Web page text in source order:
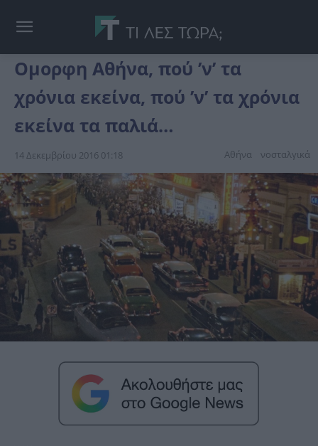
Ομορφη Αθήνα, πού ’ν’ τα
χρόνια εκείνα, πού ’ν’ τα χρόνια
εκείνα τα παλιά…
14 Δεκεμβρίου 2016 01:18 Αθήνα νοσταλγικά